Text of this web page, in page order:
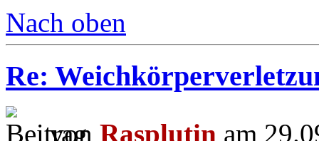
Nach oben
Re:
von Rasplutin am